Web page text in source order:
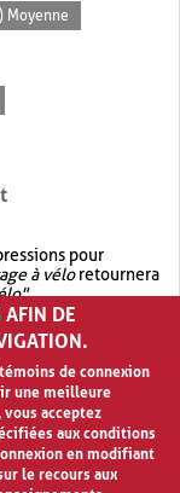
Moyenne
pour
à véloretournera
.
OR.garage OR vélo
à vélo
AFIN DE
de connexion
une meilleure
acceptez
aux conditions
en modifiant
le recours aux